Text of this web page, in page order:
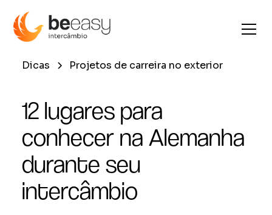
Dicas Projetos de carreira no exterior
12 lugares para
conhecer na Alemanha
durante seu
intercâmbio